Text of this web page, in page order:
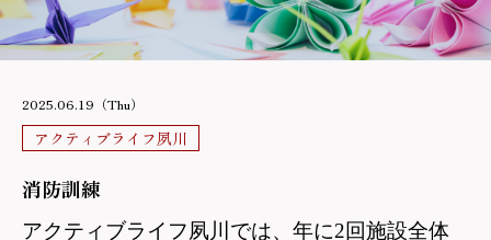
2025.06.19（Thu）
アクティブライフ夙川
消防訓練
アクティブライフ夙川では、年に2回施設全体